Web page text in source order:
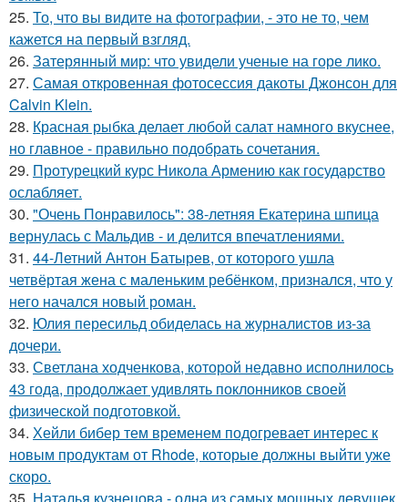
25. То, что вы видите на фотографии, - это не то, чем
кажется на первый взгляд.
26. Затерянный мир: что увидели ученые на горе лико.
27. Самая откровенная фотосессия дакоты Джонсон для
Calvin Klein.
28. Красная рыбка делает любой салат намного вкуснее,
но главное - правильно подобрать сочетания.
29. Протурецкий курс Никола Армению как государство
ослабляет.
30. "Очень Понравилось": 38-летняя Екатерина шпица
вернулась с Мальдив - и делится впечатлениями.
31. 44-Летний Антон Батырев, от которого ушла
четвёртая жена с маленьким ребёнком, признался, что у
него начался новый роман.
32. Юлия пересильд обиделась на журналистов из-за
дочери.
33. Светлана ходченкова, которой недавно исполнилось
43 года, продолжает удивлять поклонников своей
физической подготовкой.
34. Хейли бибер тем временем подогревает интерес к
новым продуктам от Rhode, которые должны выйти уже
скоро.